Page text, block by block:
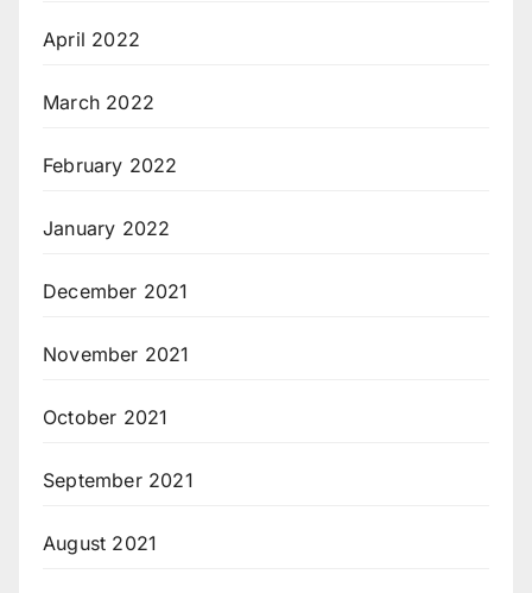
April 2022
March 2022
February 2022
January 2022
December 2021
November 2021
October 2021
September 2021
August 2021